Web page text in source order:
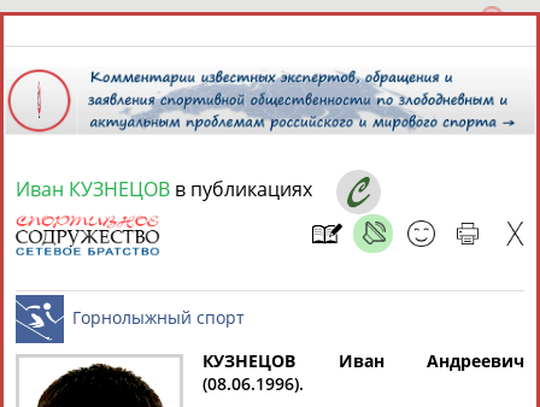
6 августа 2026 года,
СПОРТСМЕНЫ, ТРЕНЕРЫ И СПЕЦИАЛИСТЫ
Найдено: 2персоны Расширенный поиск
Иван КУЗНЕЦОВ в публикациях
КУЗНЕЦОВ Иван Андреевич
(08.06.1996).